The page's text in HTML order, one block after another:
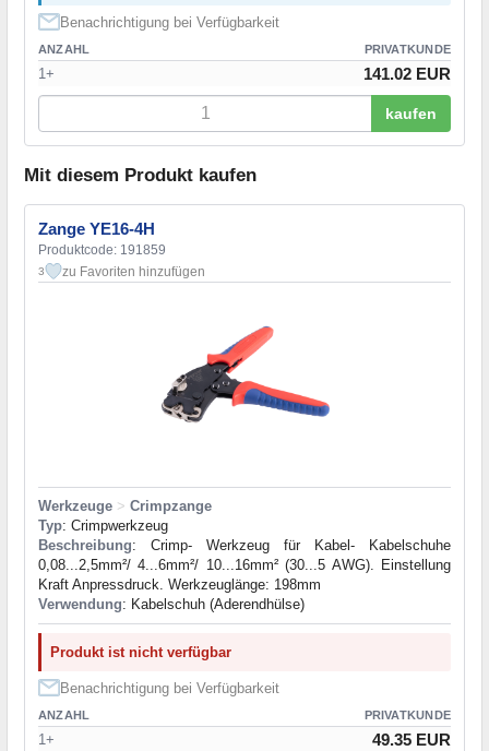
Benachrichtigung bei Verfügbarkeit
ANZAHL PRIVATKUNDE
1+ 141.02 EUR
kaufen
Mit diesem Produkt kaufen
Zange YE16-4H
Produktcode: 191859
3 zu Favoriten hinzufügen
Werkzeuge > Crimpzange
Typ: Crimpwerkzeug
Beschreibung: Crimp- Werkzeug für Kabel- Kabelschuhe
0,08...2,5mm²/ 4...6mm²/ 10...16mm² (30...5 AWG). Einstellung
Kraft Anpressdruck. Werkzeuglänge: 198mm
Verwendung: Kabelschuh (Aderendhülse)
Produkt ist nicht verfügbar
Benachrichtigung bei Verfügbarkeit
ANZAHL PRIVATKUNDE
1+ 49.35 EUR